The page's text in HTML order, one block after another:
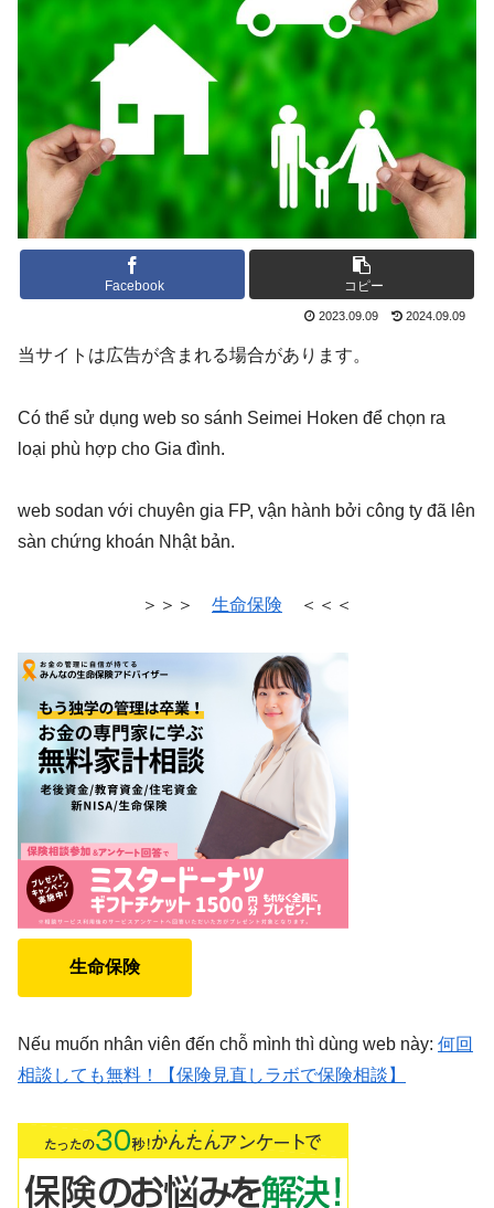
Facebook コピー
2023.09.09 2024.09.09
当サイトは広告が含まれる場合があります。
Có thể sử dụng web so sánh Seimei Hoken để chọn ra
loại phù hợp cho Gia đình.
web sodan với chuyên gia FP, vận hành bởi công ty đã lên
sàn chứng khoán Nhật bản.
＞＞＞ 生命保険 ＜＜＜
生命保険
Nếu muốn nhân viên đến chỗ mình thì dùng web này: 何回
相談しても無料！【保険見直しラボで保険相談】